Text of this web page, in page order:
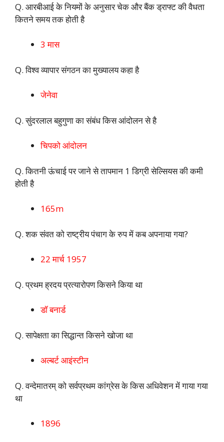
Q. आरबीआई के नियमों के अनुसार चेक और बैंक ड्राफ्ट की वैधता
कितने समय तक होती है
3 मास
Q. विश्व व्यापार संगठन का मुख्यालय कहा है
जेनेवा
Q. सुंदरलाल बहुगुणा का संबंध किस आंदोलन से है
चिपको आंदोलन
Q. कितनी ऊंचाई पर जाने से तापमान 1 डिग्री सेल्सियस की कमी
होती है
165m
Q. शक संवत को राष्ट्रीय पंचाग के रुप में कब अपनाया गया?
22 मार्च 1957
Q. प्रथम ह्रदय प्रत्यारोपण किसने किया था
डॉ बनार्ड
Q. सापेक्षता का सिद्धान्त किसने खोजा था
अल्बर्ट आइंस्टीन
Q. वन्देमातरम् को सर्वप्रथम कांग्रेस के किस अधिवेशन में गाया गया
था
1896